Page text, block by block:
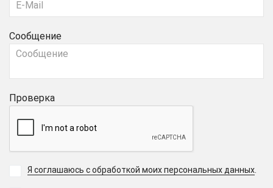
Сообщение
Проверка
Я соглашаюсь с обработкой моих персональных данных